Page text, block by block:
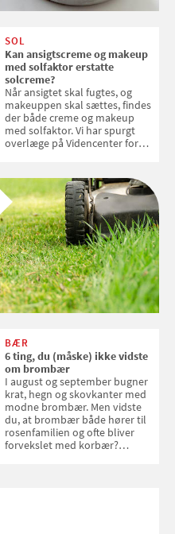
SOL
Kan ansigtscreme og makeup
med solfaktor erstatte
solcreme?
Når ansigtet skal fugtes, og
makeuppen skal sættes, findes
der både creme og makeup
med solfaktor. Vi har spurgt
overlæge på Videncenter for
med SPF kan erstatte
solcreme, når man bevæger
sig ud i solen
BÆR
6 ting, du (måske) ikke vidste
om brombær
I august og september bugner
krat, hegn og skovkanter med
modne brombær. Men vidste
du, at brombær både hører til
rosenfamilien og ofte bliver
forvekslet med korbær?